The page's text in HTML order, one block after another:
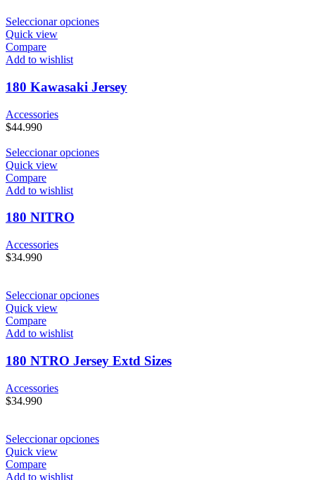
Seleccionar opciones
Quick view
Compare
Add to wishlist
180 Kawasaki Jersey
Accessories
$44.990
Seleccionar opciones
Quick view
Compare
Add to wishlist
180 NITRO
Accessories
$34.990
Seleccionar opciones
Quick view
Compare
Add to wishlist
180 NTRO Jersey Extd Sizes
Accessories
$34.990
Seleccionar opciones
Quick view
Compare
Add to wishlist